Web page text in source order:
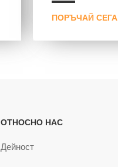
ПОРЪЧАЙ СЕГА
ОТНОСНО НАС
Дейност